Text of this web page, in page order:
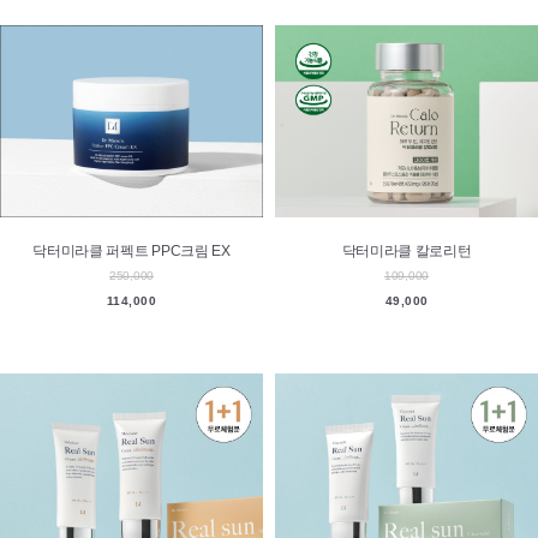
닥터미라클 퍼펙트 PPC크림 EX
250,000
114,000
닥터미라클 칼로리턴
109,000
49,000